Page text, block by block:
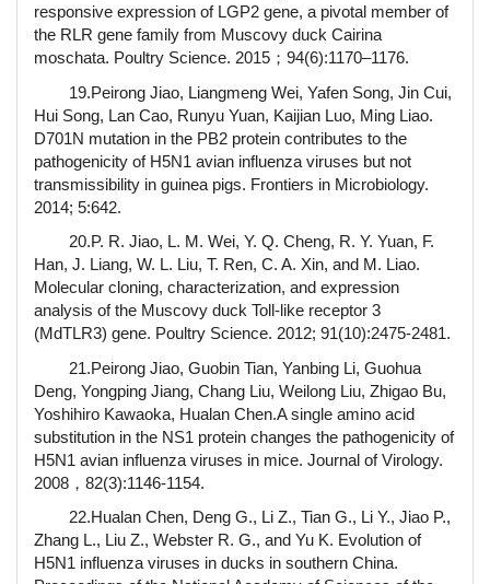
responsive expression of LGP2 gene, a pivotal member of
the RLR gene family from Muscovy duck Cairina
moschata. Poultry Science. 2015；94(6):1170–1176.
19.Peirong Jiao, Liangmeng Wei, Yafen Song, Jin Cui,
Hui Song, Lan Cao, Runyu Yuan, Kaijian Luo, Ming Liao.
D701N mutation in the PB2 protein contributes to the
pathogenicity of H5N1 avian influenza viruses but not
transmissibility in guinea pigs. Frontiers in Microbiology.
2014; 5:642.
20.P. R. Jiao, L. M. Wei, Y. Q. Cheng, R. Y. Yuan, F.
Han, J. Liang, W. L. Liu, T. Ren, C. A. Xin, and M. Liao.
Molecular cloning, characterization, and expression
analysis of the Muscovy duck Toll-like receptor 3
(MdTLR3) gene. Poultry Science. 2012; 91(10):2475-2481.
21.Peirong Jiao, Guobin Tian, Yanbing Li, Guohua
Deng, Yongping Jiang, Chang Liu, Weilong Liu, Zhigao Bu,
Yoshihiro Kawaoka, Hualan Chen.A single amino acid
substitution in the NS1 protein changes the pathogenicity of
H5N1 avian influenza viruses in mice. Journal of Virology.
2008，82(3):1146-1154.
22.Hualan Chen, Deng G., Li Z., Tian G., Li Y., Jiao P.,
Zhang L., Liu Z., Webster R. G., and Yu K. Evolution of
H5N1 influenza viruses in ducks in southern China.